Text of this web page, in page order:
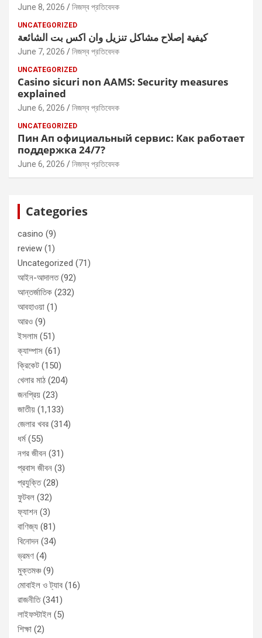
June 8, 2026 নিজস্ব প্রতিবেদক
UNCATEGORIZED
كيفية إصلاح مشاكل تنزيل وان اكس بت الشائعة
June 7, 2026 নিজস্ব প্রতিবেদক
UNCATEGORIZED
Casino sicuri non AAMS: Security measures
explained
June 6, 2026 নিজস্ব প্রতিবেদক
UNCATEGORIZED
Пин Ап официальный сервис: Как работает
поддержка 24/7?
June 6, 2026 নিজস্ব প্রতিবেদক
Categories
casino (9)
review (1)
Uncategorized (71)
আইন-আদালত(92)
আন্তর্জাতিক (232)
আবহাওয়া (1)
আরও (9)
ইসলাম (51)
ক্যাম্পাস (61)
ক্রিকেট (150)
খেলার মাঠ (204)
জনপ্রিয় (23)
জাতীয় (1,133)
জেলার খবর (314)
ধর্ম(55)
নগর জীবন (31)
প্রবাস জীবন (3)
প্রযুক্তি(28)
ফুটবল (32)
ফ্যাশন (3)
বাণিজ্য (81)
বিনোদন (34)
ভ্রমণ (4)
মুক্তমঞ্চ(9)
মোবাইল ও ট্যাব (16)
রাজনীতি(341)
লাইফস্টাইল (5)
শিক্ষা (2)